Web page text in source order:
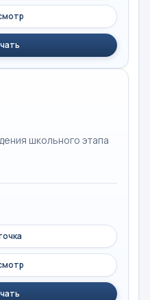
школьного этапа